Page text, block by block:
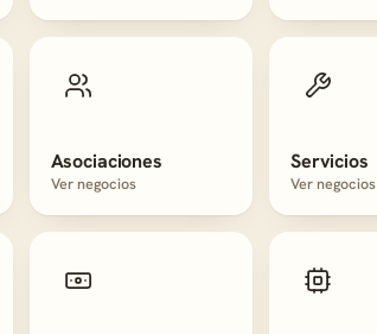
Asociaciones
Ver negocios
Servicios
Ver negocios